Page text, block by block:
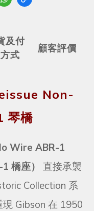
及付
式
顧客評價
Non-
琴橋
Wire ABR-1
橋座）
直接承襲
Collection 系
Gibson 在 1950